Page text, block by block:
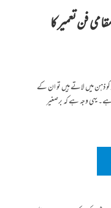
فن تعمیر کا
ذہن میں لاتے ہیں تو ان کے
یہی وجہ ہے کہ برصغیر